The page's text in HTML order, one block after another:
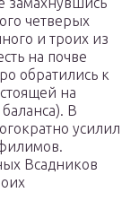
четверых
и троих из
на почве
обратились к
на
В
усилил
Всадников